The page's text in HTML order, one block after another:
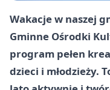
Wakacje w naszej
Gminne Ośrodki
program pełen
dzieci i młodzieży.